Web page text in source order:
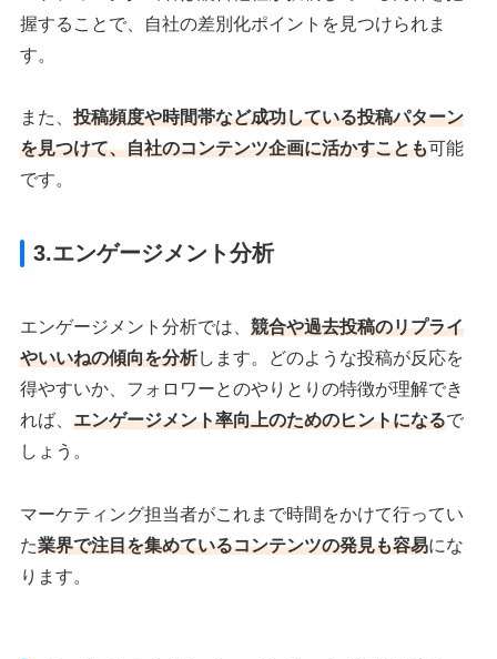
握することで、自社の差別化ポイントを見つけられま
す。
また、投稿頻度や時間帯など成功している投稿パターン
を見つけて、自社のコンテンツ企画に活かすことも可能
です。
3.エンゲージメント分析
エンゲージメント分析では、競合や過去投稿のリプライ
やいいねの傾向を分析します。どのような投稿が反応を
得やすいか、フォロワーとのやりとりの特徴が理解でき
れば、エンゲージメント率向上のためのヒントになるで
しょう。
マーケティング担当者がこれまで時間をかけて行ってい
た業界で注目を集めているコンテンツの発見も容易にな
ります。